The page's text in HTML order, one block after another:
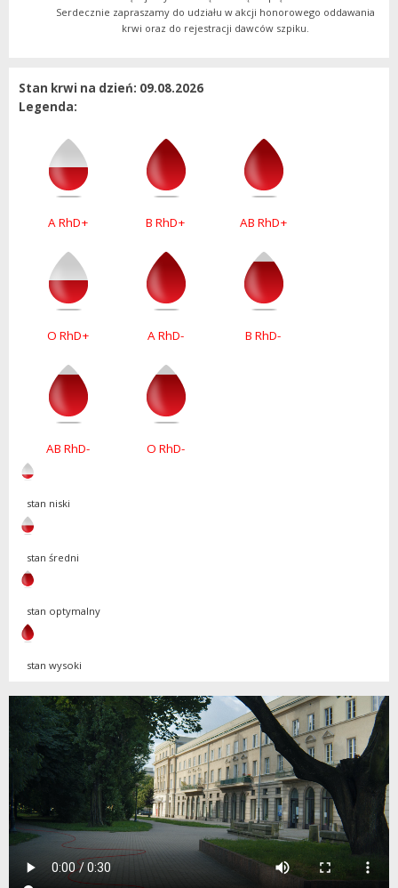
Serdecznie zapraszamy do udziału w akcji honorowego oddawania
krwi oraz do rejestracji dawców szpiku.
Stan krwi na dzień: 09.08.2026
Legenda:
A RhD+ B RhD+ AB RhD+
O RhD+ A RhD- B RhD-
AB RhD- O RhD-
stan niski
stan średni
stan optymalny
stan wysoki